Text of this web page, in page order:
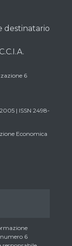
destinatario
6
| ISSN 2498-
Economica
6